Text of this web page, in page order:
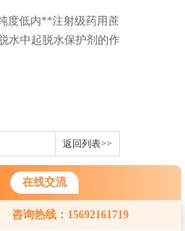
在线交流
咨询热线：15692161719
度低内**注射级药用蔗
水中起脱水保护剂的作
返回列表>>